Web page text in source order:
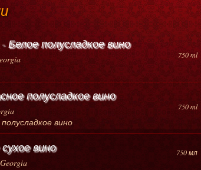
Белое полусладкое вино
750 ml
полусладкое вино
вино
750 ml
вино 750 мл